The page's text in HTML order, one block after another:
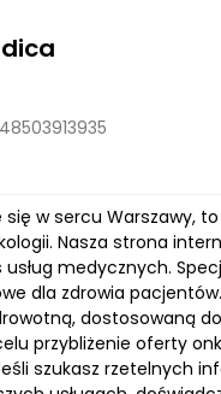
w sercu Warszawy,
Nasza strona
medycznych.
dla zdrowia
dostosowaną
przybliżenie oferty
szukasz rzetelnych